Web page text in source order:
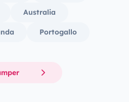
Australia
Portogallo